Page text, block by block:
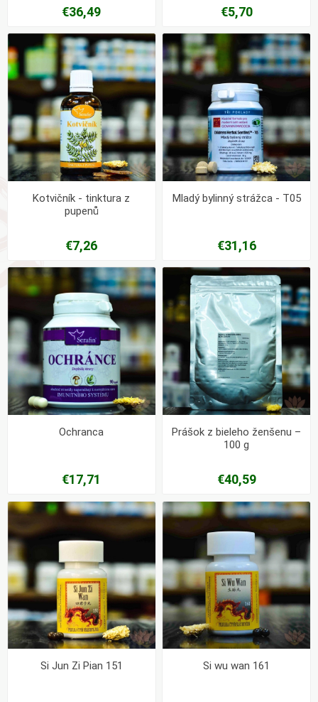
€36,49 €5,70
Kotvičník - tinktura z
pupenů
€7,26
Mladý bylinný strážca - T05
€31,16
Ochranca
€17,71
Prášok z bieleho ženšenu –
100 g
€40,59
Si Jun Zi Pian 151 Si wu wan 161